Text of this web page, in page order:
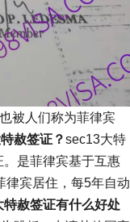
被人们称为菲律宾
赦签证？sec13大特
是菲律宾基于互惠
律宾居住，每5年自动
赦签证有什么好处